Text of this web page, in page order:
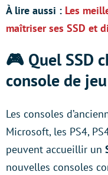
À lire aussi : Les
maîtriser ses SSD et
🎮 Quel SSD
console de
Les consoles
Microsoft, les PS4,
peuvent accueillir un
nouvelles consoles